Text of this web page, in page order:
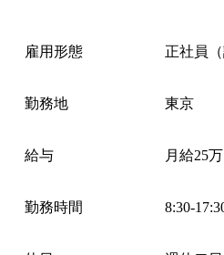
雇用形態 正社員
勤務地 東京
給与 月給25
勤務時間 8:30-